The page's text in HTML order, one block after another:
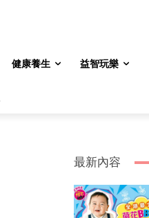
健康養生 益智玩樂
最新內容